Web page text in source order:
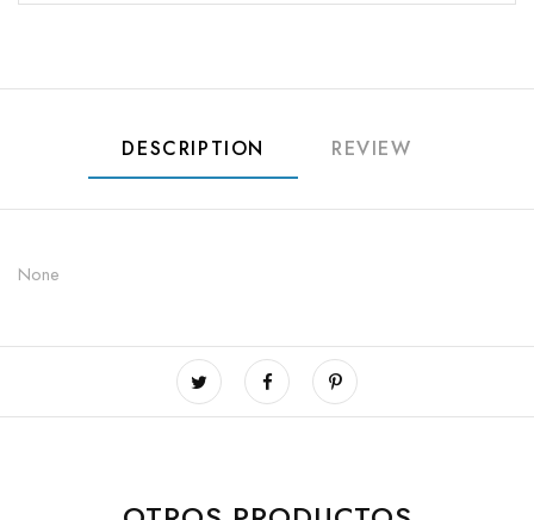
DESCRIPTION REVIEW
None